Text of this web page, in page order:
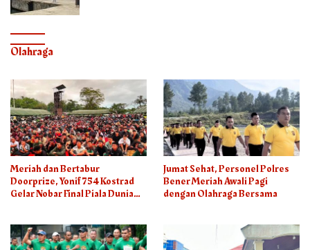
Olahraga
Meriah dan Bertabur
Doorprize, Yonif 754 Kostrad
Gelar Nobar Final Piala Dunia
Jumat Sehat, Personel Polres
Bener Meriah Awali Pagi
dengan Olahraga Bersama